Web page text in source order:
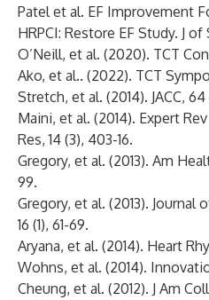
Patel et al. EF Improvement
HRPCI: Restore EF Study. J of
O’Neill, et al. (2020). TCT
Ako, et al.. (2022). TCT
Stretch, et al. (2014). JACC, 64
Maini, et al. (2014). Expert
Res, 14 (3), 403-16.
Gregory, et al. (2013). Am
99.
Gregory, et al. (2013). Journal
16 (1), 61-69.
Aryana, et al. (2014). Heart
Wohns, et al. (2014).
Cheung, et al. (2012). J Am